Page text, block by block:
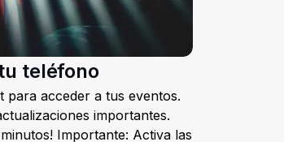
teléfono
para acceder a tus eventos.
importantes.
Importante: Activa las